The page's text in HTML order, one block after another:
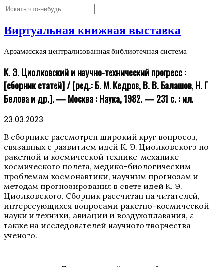
Виртуальная книжная выставка
Арзамасская централизованная библиотечная система
К. Э. Циолковский и научно-технический прогресс :
[сборник статей] / [ред.: Б. М. Кедров, В. В. Балашов, Н. Г
Белова и др.]. — Москва : Наука, 1982. — 231 с. : ил.
23.03.2023
В сборнике рассмотрен широкий круг вопросов,
связанных с развитием идей К. Э. Циолковского по
ракетной и космической технике, механике
космического полета, медико-биологическим
проблемам космонавтики, научным прогнозам и
методам прогнозирования в свете идей К. Э.
Циолковского. Сборник рассчитан на читателей,
интересующихся вопросами ракетно-космической
науки и техники, авиации и воздухоплавания, а
также на исследователей научного творчества
ученого.